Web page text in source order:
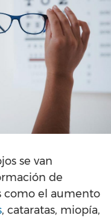
se van
de
como el aumento
, cataratas, miopía,